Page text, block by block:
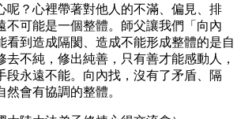
呢？心裡帶著對他人的不滿、偏見、排
不可能是一個整體。師父讓我們「向內
看到造成隔閡、造成不能形成整體的是自
去不純，修出純善，只有善才能感動人，
段永遠不能。向內找，沒有了矛盾、隔
會有協調的整體。